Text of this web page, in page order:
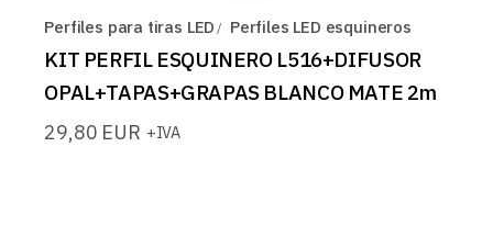
Perfiles para tiras LED Perfiles LED esquineros
KIT PERFIL ESQUINERO L516+DIFUSOR
OPAL+TAPAS+GRAPAS BLANCO MATE 2m
29,80 EUR +IVA